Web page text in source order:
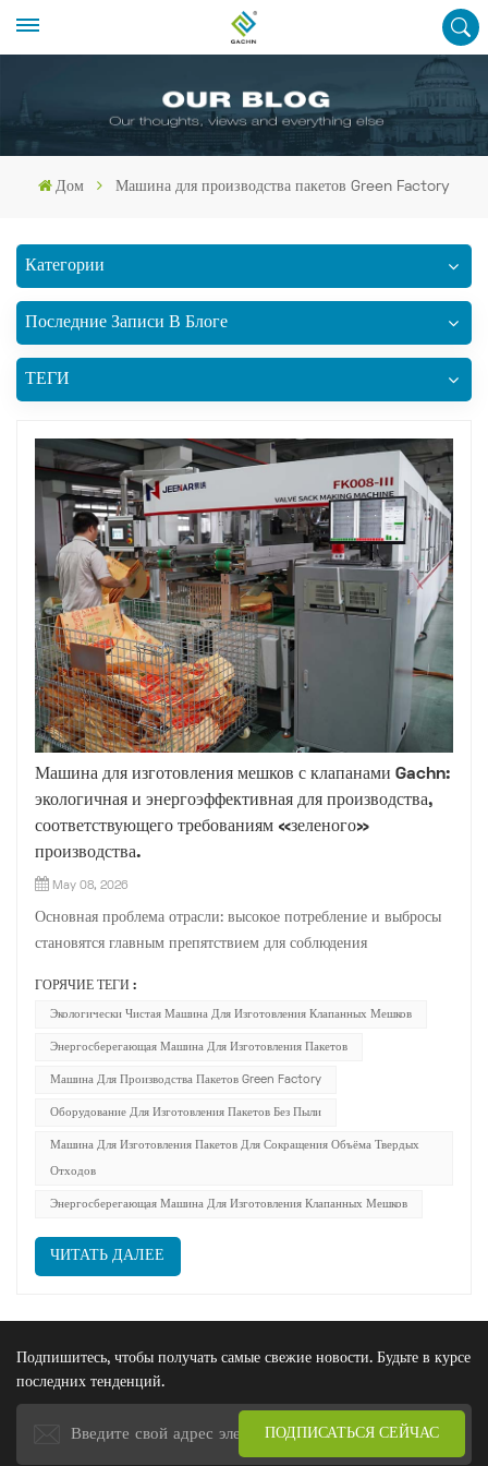
Дом Машина для производства пакетов Green Factory
Категории
Последние Записи В Блоге
ТЕГИ
Машина для изготовления мешков с клапанами Gachn:
экологичная и энергоэффективная для производства,
соответствующего требованиям «зеленого»
производства.
May 08, 2026
Основная проблема отрасли: высокое потребление и выбросы
становятся главным препятствием для соблюдения
двойных целей по сокращению выбросов углерода и
глобальной тенденции к «зеленому» производств...
ГОРЯЧИЕ ТЕГИ :
Экологически Чистая Машина Для Изготовления Клапанных Мешков
Энергосберегающая Машина Для Изготовления Пакетов
Машина Для Производства Пакетов Green Factory
Оборудование Для Изготовления Пакетов Без Пыли
Машина Для Изготовления Пакетов Для Сокращения Объёма Твердых
Отходов
Энергосберегающая Машина Для Изготовления Клапанных Мешков
ЧИТАТЬ ДАЛЕЕ
Подпишитесь, чтобы получать самые свежие новости. Будьте в курсе
последних тенденций.